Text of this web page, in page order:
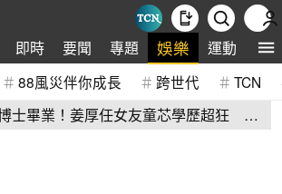
即時 要聞 專題 娛樂 運動 全
88風災伴你成長 跨世代 TCN
士畢業！姜厚任女友童芯學歷超狂 他